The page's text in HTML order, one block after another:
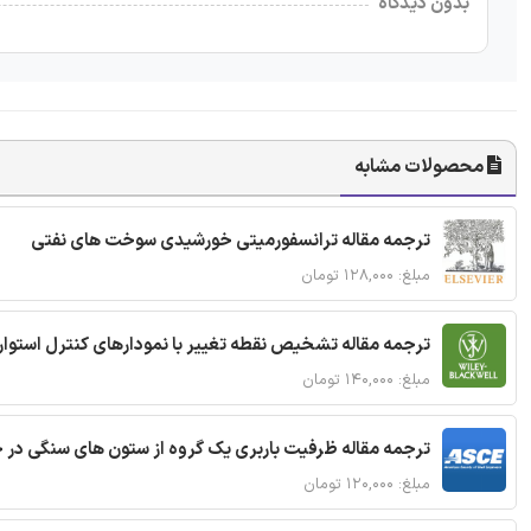
محصولات مشابه
ترجمه مقاله ترانسفورمیتی خورشیدی سوخت های نفتی
مبلغ: ۱۲۸,۰۰۰ تومان
ترجمه مقاله تشخیص نقطه تغییر با نمودارهای کنترل
مبلغ: ۱۴۰,۰۰۰ تومان
ترجمه مقاله ظرفیت باربری یک گروه از ستون های سنگی
مبلغ: ۱۲۰,۰۰۰ تومان